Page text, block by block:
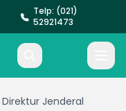
Telp: (021)
52921473
Jenderal